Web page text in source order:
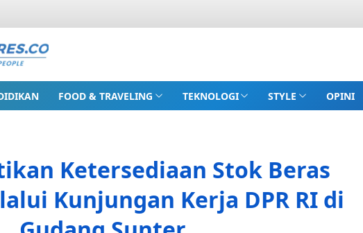
FOOD & TRAVELING TEKNOLOGI STYLE OPINI
Ketersediaan Stok Beras
Kunjungan Kerja DPR RI di